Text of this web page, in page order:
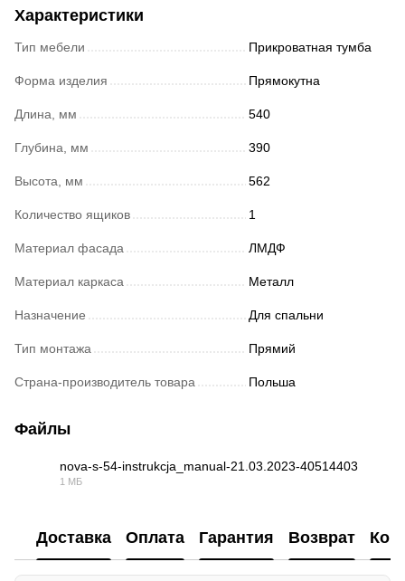
Характеристики
Тип мебели Прикроватная тумба
Форма изделия Прямокутна
Длина, мм 540
Глубина, мм 390
Высота, мм 562
Количество ящиков 1
Материал фасада ЛМДФ
Материал каркаса Металл
Назначение Для спальни
Тип монтажа Прямий
Страна-производитель товара Польша
Файлы
nova-s-54-instrukcja_manual-21.03.2023-40514403
1 МБ
Доставка Оплата Гарантия Возврат